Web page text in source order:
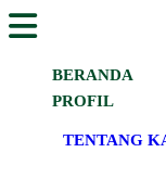
102.7
Keluarga
Inspirasi Keluarga
BERANDA
PROFIL
TENTANG